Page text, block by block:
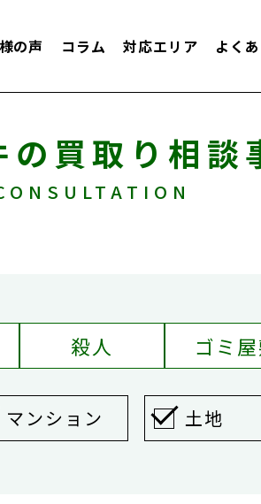
の声 コラム 対応エリア よく
の買取り相談
殺人 ゴミ
マンション 土地